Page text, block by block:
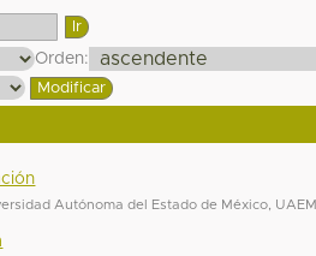
Orden:
Autónoma del Estado de México, UAEM